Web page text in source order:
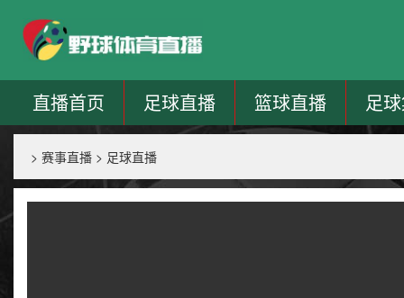
直播首页 足球直播 篮球直播 足
> 赛事直播 > 足球直播